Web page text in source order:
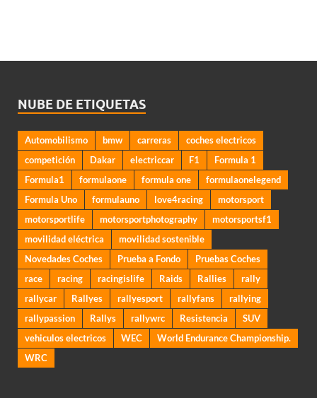
NUBE DE ETIQUETAS
Automobilismo bmw carreras
coches electricos
competición
Dakar electriccar F1
Formula 1
Formula1
formulaone formula one
formulaonelegend
Formula Uno
formulauno love4racing
motorsport
motorsportlife
motorsportphotography
motorsportsf1
movilidad eléctrica
movilidad sostenible
Novedades Coches
Prueba a Fondo
Pruebas Coches
race
racing racingislife Raids Rallies
rally
rallycar
Rallyes rallyesport rallyfans
rallying
rallypassion
Rallys rallywrc Resistencia
SUV
vehiculos electricos
WEC
World Endurance Championship.
WRC